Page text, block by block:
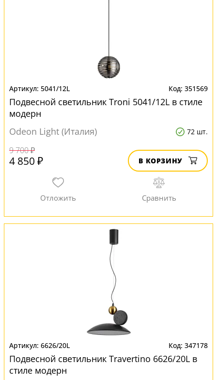
5041/12L 351569
Подвесной светильник Troni 5041/12L в стиле
модерн
Odeon Light (Италия)
72 шт.
9 700 ₽
4 850 ₽ В КОРЗИНУ
6626/20L 347178
Подвесной светильник Travertino 6626/20L в
стиле модерн